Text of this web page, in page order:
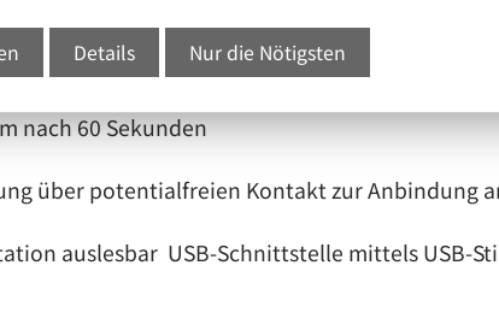
Datenaufzeichnung auch bei Stromausfall die
durch einen Akku in Betrieb
nach 60 Sekunden
über potentialfreien Kontakt zur Anbindung
auslesbar USB-Schnittstelle mittels USB-
Details Nur die Nötigsten